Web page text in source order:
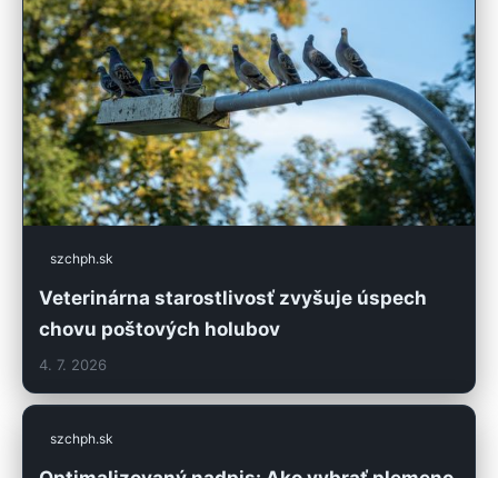
szchph.sk
Veterinárna starostlivosť zvyšuje úspech
chovu poštových holubov
4. 7. 2026
szchph.sk